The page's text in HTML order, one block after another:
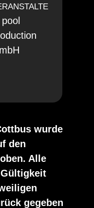
pool
wurde
den
Alle
gegeben